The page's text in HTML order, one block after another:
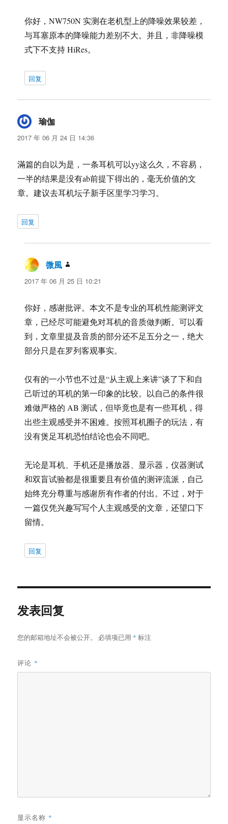
你好，NW750N 实测在老机型上的降噪效果较差，
与耳塞原本的降噪能力差别不大。并且，非降噪模
式下不支持 HiRes。
回复
瑜伽
道：
2017 年 06 月 24 日 14:36
滿篇的自以为是，一条耳机可以yy这么久，不容易，
一半的结果是没有ab前提下得出的，毫无价值的文
章。建议去耳机坛子新手区里学习学习。
回复
微風
道：
2017 年 06 月 25 日 10:21
你好，感谢批评。本文不是专业的耳机性能测评文
章，已经尽可能避免对耳机的音质做判断。可以看
到，文章里提及音质的部分还不足五分之一，绝大
部分只是在罗列客观事实。
仅有的一小节也不过是“从主观上来讲”谈了下和自
己听过的耳机的第一印象的比较。以自己的条件很
难做严格的 AB 测试，但毕竟也是有一些耳机，得
出些主观感受并不困难。按照耳机圈子的玩法，有
没有煲足耳机恐怕结论也会不同吧。
无论是耳机、手机还是播放器、显示器，仪器测试
和双盲试验都是很重要且有价值的测评流派，自己
始终充分尊重与感谢所有作者的付出。不过，对于
一篇仅凭兴趣写写个人主观感受的文章，还望口下
留情。
回复
发表回复
您的邮箱地址不会被公开。 必填项已用 * 标注
评论 *
显示名称 *